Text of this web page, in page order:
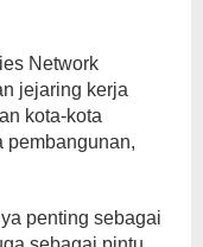
Network
jejaring kerja
kota-kota
pembangunan,
penting sebagai